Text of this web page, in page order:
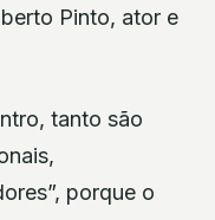
Pinto, ator e
tanto são
porque o